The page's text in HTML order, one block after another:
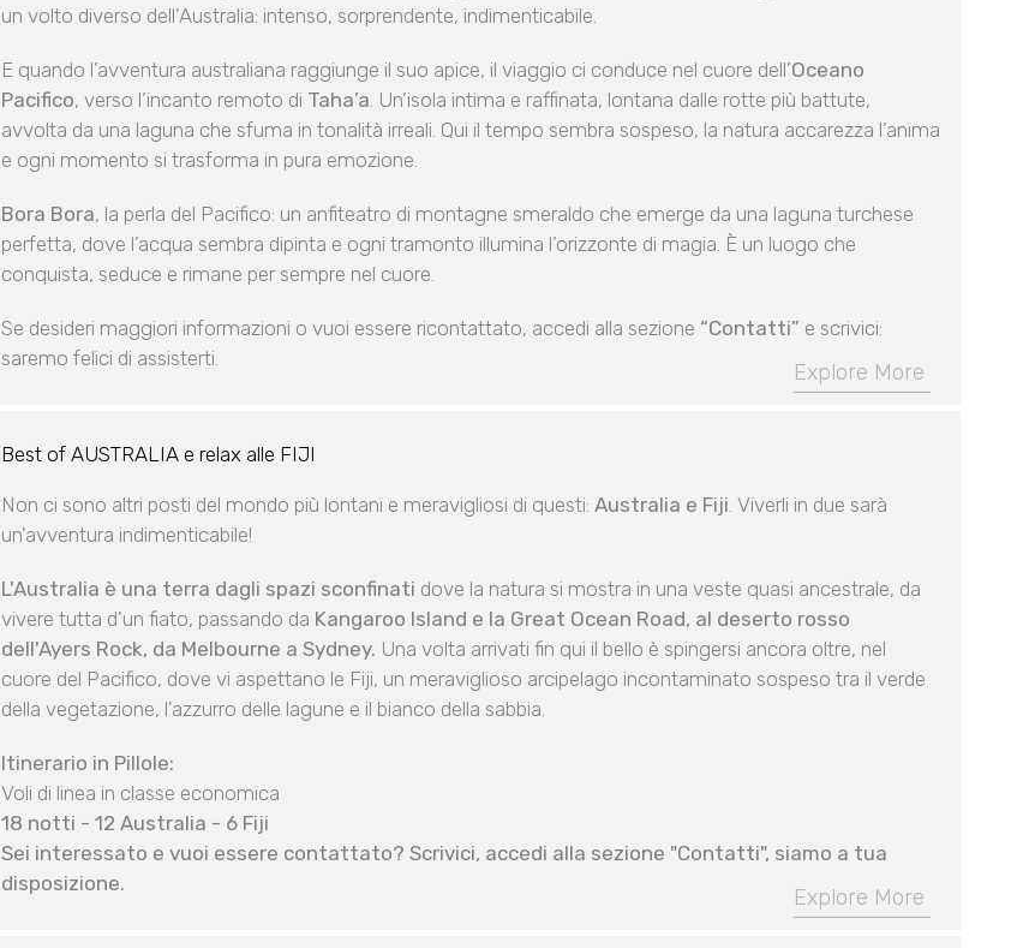
un volto diverso dell’Australia: intenso, sorprendente, indimenticabile.
E quando l’avventura australiana raggiunge il suo apice, il viaggio ci conduce nel cuore dell’Oceano
Pacifico, verso l’incanto remoto di Taha’a. Un’isola intima e raffinata, lontana dalle rotte più battute,
avvolta da una laguna che sfuma in tonalità irreali. Qui il tempo sembra sospeso, la natura accarezza l’anima
e ogni momento si trasforma in pura emozione.
Bora Bora, la perla del Pacifico: un anfiteatro di montagne smeraldo che emerge da una laguna turchese
perfetta, dove l’acqua sembra dipinta e ogni tramonto illumina l’orizzonte di magia. È un luogo che
conquista, seduce e rimane per sempre nel cuore.
Se desideri maggiori informazioni o vuoi essere ricontattato, accedi alla sezione “Contatti” e scrivici:
saremo felici di assisterti.
Explore More
Best of AUSTRALIA e relax alle FIJI
Non ci sono altri posti del mondo più lontani e meravigliosi di questi: Australia e Fiji. Viverli in due sarà
un'avventura indimenticabile!
L'Australia è una terra dagli spazi sconfinati dove la natura si mostra in una veste quasi ancestrale, da
vivere tutta d'un fiato, passando da Kangaroo Island e la Great Ocean Road, al deserto rosso
dell'Ayers Rock, da Melbourne a Sydney. Una volta arrivati fin qui il bello è spingersi ancora oltre, nel
cuore del Pacifico, dove vi aspettano le Fiji, un meraviglioso arcipelago incontaminato sospeso tra il verde
della vegetazione, l'azzurro delle lagune e il bianco della sabbia.
Itinerario in Pillole:
Voli di linea in classe economica
18 notti - 12 Australia - 6 Fiji
Sei interessato e vuoi essere contattato? Scrivici, accedi alla sezione "Contatti", siamo a tua
disposizione.
Explore More